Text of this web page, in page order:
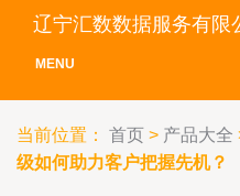
辽宁汇数数据服务有限
MENU
当前位置： 首页 > 产品大全
级如何助力客户把握先机？